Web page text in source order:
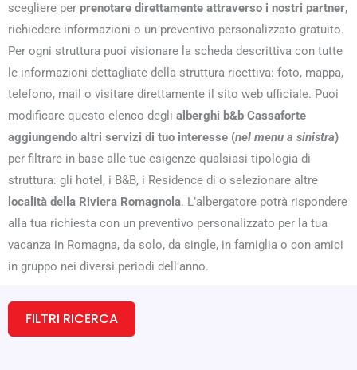
scegliere per prenotare direttamente attraverso i nostri partner,
richiedere informazioni o un preventivo personalizzato gratuito.
Per ogni struttura puoi visionare la scheda descrittiva con tutte
le informazioni dettagliate della struttura ricettiva: foto, mappa,
telefono, mail o visitare direttamente il sito web ufficiale. Puoi
modificare questo elenco degli alberghi b&b Cassaforte
aggiungendo altri servizi di tuo interesse (nel menu a sinistra)
per filtrare in base alle tue esigenze qualsiasi tipologia di
struttura: gli hotel, i B&B, i Residence di o selezionare altre
località della Riviera Romagnola. L’albergatore potrà rispondere
alla tua richiesta con un preventivo personalizzato per la tua
vacanza in Romagna, da solo, da single, in famiglia o con amici
in gruppo nei diversi periodi dell’anno.
FILTRI RICERCA